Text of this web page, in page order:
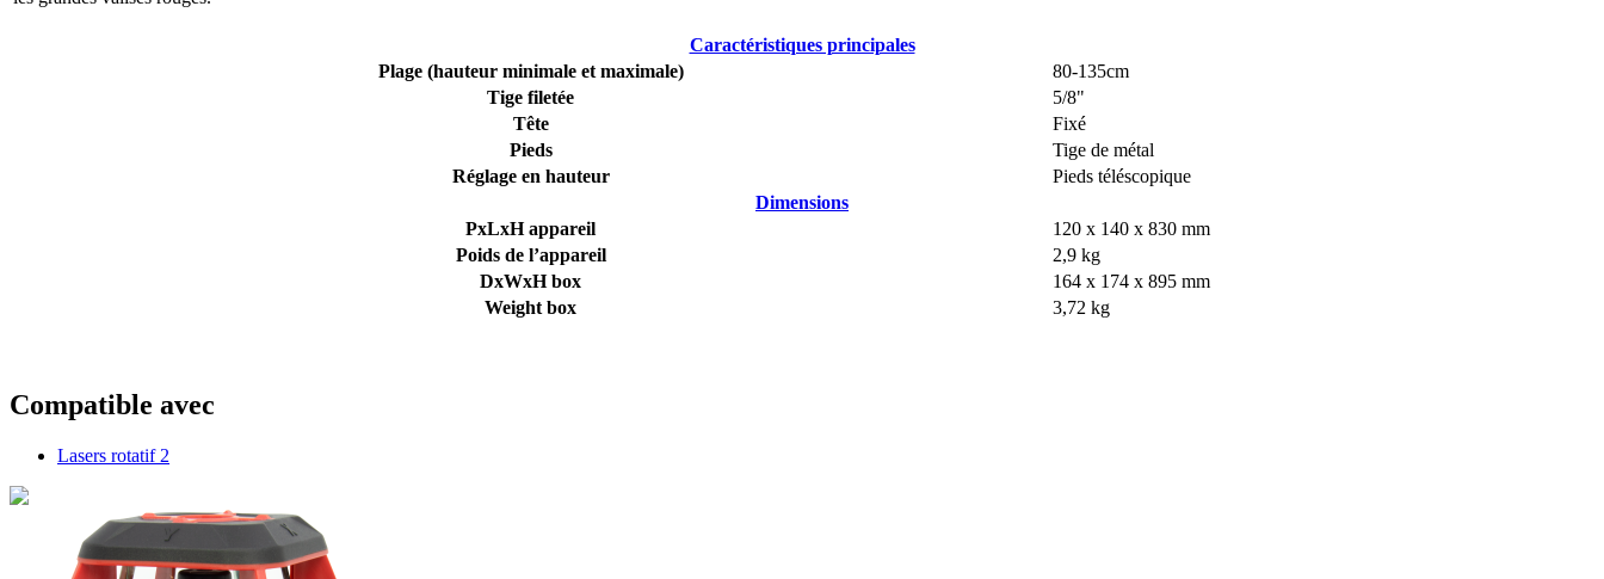
Caractéristiques principales
Plage (hauteur minimale et maximale)
80-135cm
Tige filetée
5/8"
Tête
Fixé
Pieds
Tige de métal
Réglage en hauteur
Pieds téléscopique
Dimensions
PxLxH appareil
120 x 140 x 830 mm
Poids de l’appareil
2,9 kg
DxWxH box
164 x 174 x 895 mm
Weight box
3,72 kg
Compatible avec
Lasers rotatif 2